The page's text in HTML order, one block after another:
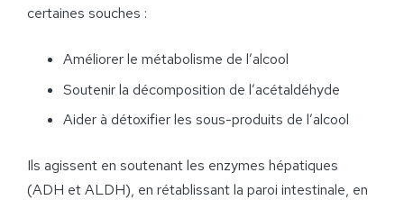
certaines souches :
Améliorer le métabolisme de l’alcool
Soutenir la décomposition de l’acétaldéhyde
Aider à détoxifier les sous-produits de l’alcool
Ils agissent en soutenant les enzymes hépatiques
(ADH et ALDH), en rétablissant la paroi intestinale, en